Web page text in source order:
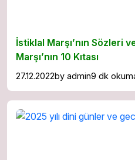
İstiklal Marşı’nın Sözleri
Marşı’nın 10 Kıtası
27.12.2022by admin9 dk